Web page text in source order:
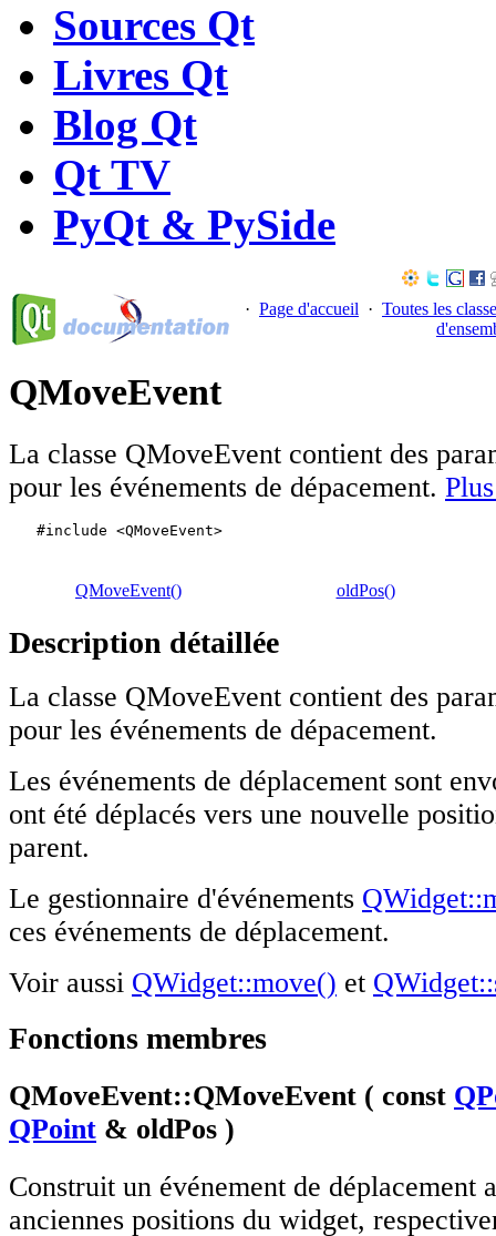
Sources Qt
Livres Qt
Blog Qt
Qt TV
PyQt & PySide
· Page d'accueil · Toutes les
QMoveEvent
La classe QMoveEvent contient des
pour les événements de dépacement.
#include <QMoveEvent>
QMoveEvent()
oldPos()
Description détaillée
La classe QMoveEvent contient des
pour les événements de dépacement.
Les événements de déplacement sont
ont été déplacés vers une nouvelle
parent.
Le gestionnaire d'événements
ces événements de déplacement.
Voir aussi QWidget::move() et
Fonctions membres
QMoveEvent::QMoveEvent ( const
QPoint & oldPos )
Construit un événement de déplacement
anciennes positions du widget,